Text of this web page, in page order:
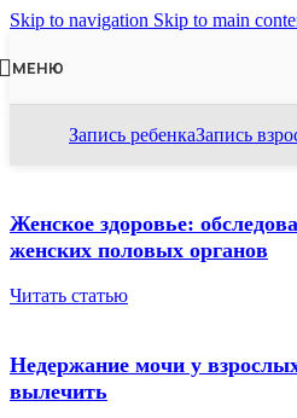
Skip to navigation Skip to main
МЕНЮ
Запись ребенкаЗапись
Женское здоровье:
женских половых органов
Читать статью
Недержание мочи у
вылечить